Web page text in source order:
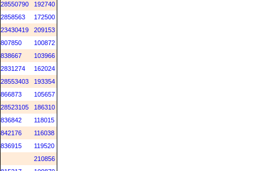
28550790
192740
2858563
172500
23430419
209153
807850
100872
838667
103966
2831274
162024
28553403
193354
866873
105657
28523105
186310
836842
118015
842176
116038
836915
119520
210856